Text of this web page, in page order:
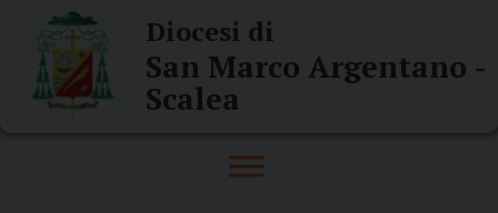
content
Diocesi di
San Marco Argentano -
Scalea